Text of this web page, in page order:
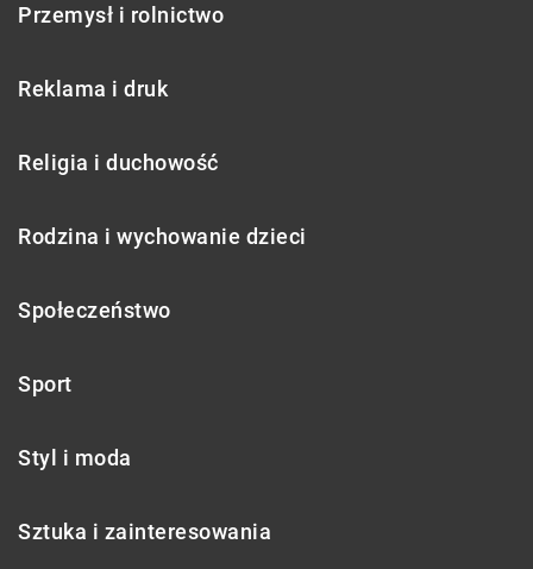
Przemysł i rolnictwo
Reklama i druk
Religia i duchowość
Rodzina i wychowanie dzieci
Społeczeństwo
Sport
Styl i moda
Sztuka i zainteresowania